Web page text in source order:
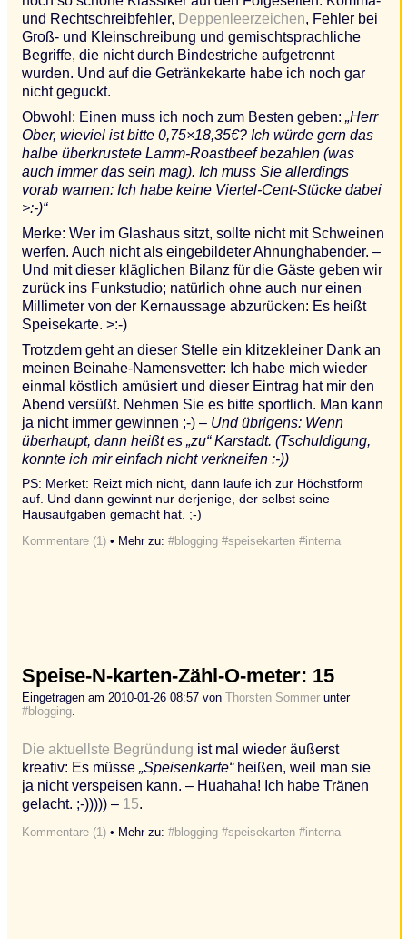
und Rechtschreibfehler, Deppenleerzeichen, Fehler bei
Groß- und Kleinschreibung und gemischtsprachliche
Begriffe, die nicht durch Bindestriche aufgetrennt
wurden. Und auf die Getränkekarte habe ich noch gar
nicht geguckt.
Obwohl: Einen muss ich noch zum Besten geben: „Herr
Ober, wieviel ist bitte 0,75×18,35€? Ich würde gern das
halbe überkrustete Lamm-Roastbeef bezahlen (was
auch immer das sein mag). Ich muss Sie allerdings
vorab warnen: Ich habe keine Viertel-Cent-Stücke dabei
>:-)“
Merke: Wer im Glashaus sitzt, sollte nicht mit Schweinen
werfen. Auch nicht als eingebildeter Ahnunghabender. –
Und mit dieser kläglichen Bilanz für die Gäste geben wir
zurück ins Funkstudio; natürlich ohne auch nur einen
Millimeter von der Kernaussage abzurücken: Es heißt
Speisekarte. >:-)
Trotzdem geht an dieser Stelle ein klitzekleiner Dank an
meinen Beinahe-Namensvetter: Ich habe mich wieder
einmal köstlich amüsiert und dieser Eintrag hat mir den
Abend versüßt. Nehmen Sie es bitte sportlich. Man kann
ja nicht immer gewinnen ;-) – Und übrigens: Wenn
überhaupt, dann heißt es „zu“Karstadt. (Tschuldigung,
konnte ich mir einfach nicht verkneifen :-))
PS: Merket: Reizt mich nicht, dann laufe ich zur Höchstform
auf. Und dann gewinnt nur derjenige, der selbst seine
Hausaufgaben gemacht hat. ;-)
Kommentare (1) • Mehr zu: #blogging #speisekarten #interna
Speise-N-karten-Zähl-O-meter: 15
Eingetragen am 2010-01-26 08:57 von Thorsten Sommer unter
#blogging
Die aktuellste Begründung ist mal wieder äußerst
kreativ: Es müsse „Speisenkarte“heißen, weil man sie
ja nicht verspeisen kann. – Huahaha! Ich habe Tränen
gelacht. ;-))))) – 15.
Kommentare (1) • Mehr zu: #blogging #speisekarten #interna